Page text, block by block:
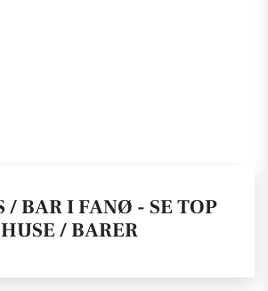
/ BAR I FANØ - SE TOP
/ BARER